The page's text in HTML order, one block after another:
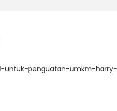
untuk-penguatan-umkm-harry-